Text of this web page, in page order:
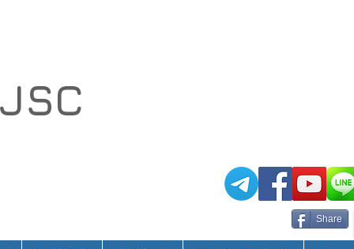
Share